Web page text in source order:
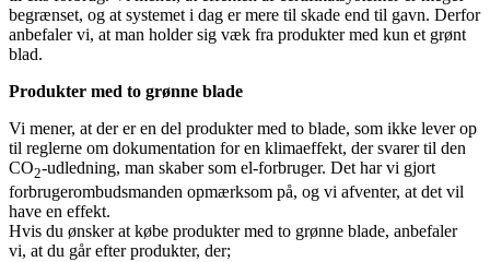
begrænset, og at systemet i dag er mere til skade end til gavn. Derfor
anbefaler vi, at man holder sig væk fra produkter med kun et grønt
blad.
Produkter med to grønne blade
Vi mener, at der er en del produkter med to blade, som ikke lever op
til reglerne om dokumentation for en klimaeffekt, der svarer til den
CO2-udledning, man skaber som el-forbruger. Det har vi gjort
forbrugerombudsmanden opmærksom på, og vi afventer, at det vil
have en effekt.
Hvis du ønsker at købe produkter med to grønne blade, anbefaler
vi, at du går efter produkter, der;